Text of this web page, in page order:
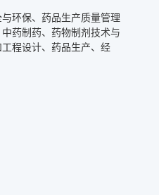
环保、药品生产质量管理
药制药、药物制剂技术与
程设计、药品生产、经